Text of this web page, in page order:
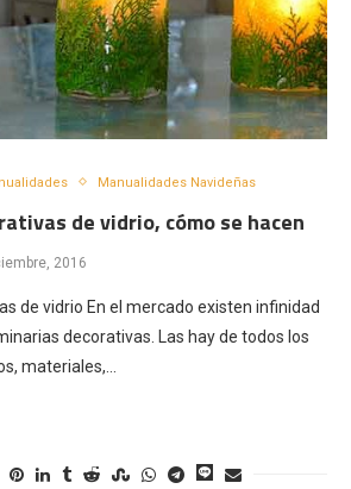
Manualidades Navideñas
de vidrio, cómo se hacen
2016
de vidrio En el mercado existen infinidad
decorativas. Las hay de todos los
materiales,…